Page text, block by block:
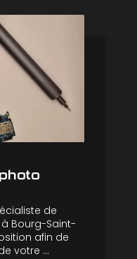
de
Bourg-Saint-
afin de
votre ...